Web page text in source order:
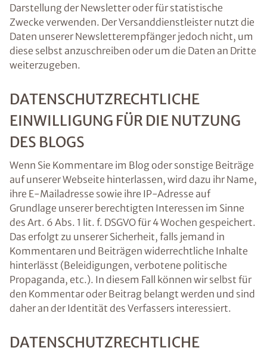
Darstellung der Newsletter oder für statistische
Zwecke verwenden. Der Versanddienstleister nutzt die
Daten unserer Newsletterempfänger jedoch nicht, um
diese selbst anzuschreiben oder um die Daten an Dritte
weiterzugeben.
DATENSCHUTZRECHTLICHE
EINWILLIGUNG FÜR DIE NUTZUNG
DES BLOGS
Wenn Sie Kommentare im Blog oder sonstige Beiträge
auf unserer Webseite hinterlassen, wird dazu ihr Name,
ihre E-Mailadresse sowie ihre IP-Adresse auf
Grundlage unserer berechtigten Interessen im Sinne
des Art. 6 Abs. 1 lit. f. DSGVO für 4 Wochen gespeichert.
Das erfolgt zu unserer Sicherheit, falls jemand in
Kommentaren und Beiträgen widerrechtliche Inhalte
hinterlässt (Beleidigungen, verbotene politische
Propaganda, etc.). In diesem Fall können wir selbst für
den Kommentar oder Beitrag belangt werden und sind
daher an der Identität des Verfassers interessiert.
DATENSCHUTZRECHTLICHE